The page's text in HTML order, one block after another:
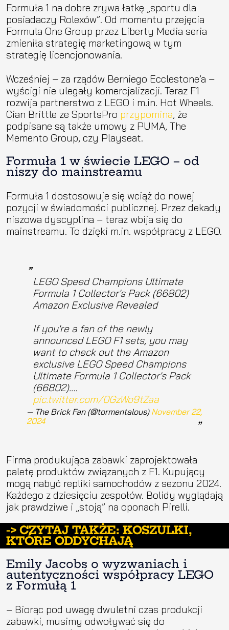
Formuła 1 na dobre zrywa łatkę „sportu dla
posiadaczy Rolexów”. Od momentu przejęcia
Formula One Group przez Liberty Media seria
zmieniła strategię marketingową w tym
strategię licencjonowania.
Wcześniej – za rządów Berniego Ecclestone’a –
wyścigi nie ulegały komercjalizacji. Teraz F1
rozwija partnerstwo z LEGO i m.in. Hot Wheels.
Cian Brittle ze SportsPro przypomina, że
podpisane są także umowy z PUMA, The
Memento Group, czy Playseat.
Formuła 1 w świecie LEGO – od
niszy do mainstreamu
Formuła 1 dostosowuje się wciąż do nowej
pozycji w świadomości publicznej. Przez dekady
niszowa dyscyplina – teraz wbija się do
mainstreamu. To dzięki m.in. współpracy z LEGO.
LEGO Speed Champions Ultimate
Formula 1 Collector's Pack (66802)
Amazon Exclusive Revealed
If you're a fan of the newly
announced LEGO F1 sets, you may
want to check out the Amazon
exclusive LEGO Speed Champions
Ultimate Formula 1 Collector's Pack
(66802).…
pic.twitter.com/0GzWo9tZaa
— The Brick Fan (@tormentalous) November 22,
2024
Firma produkująca zabawki zaprojektowała
paletę produktów związanych z F1. Kupujący
mogą nabyć repliki samochodów z sezonu 2024.
Każdego z dziesięciu zespołów. Bolidy wyglądają
jak prawdziwe i „stoją” na oponach Pirelli.
-> CZYTAJ TAKŻE: KOSZULKI,
KTÓRE ODDYCHAJĄ
Emily Jacobs o wyzwaniach i
autentyczności współpracy LEGO
z Formułą 1
– Biorąc pod uwagę dwuletni czas produkcji
zabawki, musimy odwoływać się do